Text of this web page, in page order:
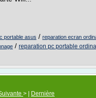
portable asus / reparation ecran
/ reparation pc portable
> | Dernière